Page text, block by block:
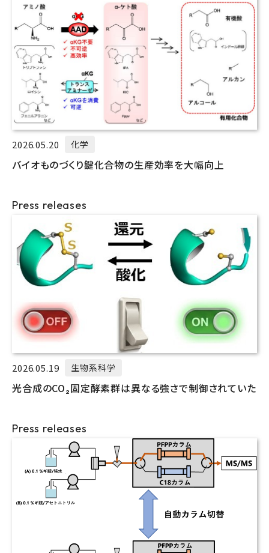
2026.05.20 化学
バイオものづくり鍵化合物の生産効率を大幅向上
Press releases
2026.05.19 生物系科学
光合成のCO₂固定酵素群は異なる強さで制御されていた
Press releases